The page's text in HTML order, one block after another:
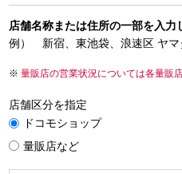
店舗名称または住所の一部を入力
例） 新宿、東池袋、浪速区 ヤマ
量販店の営業状況については各量販
店舗区分を指定
ドコモショップ
量販店など